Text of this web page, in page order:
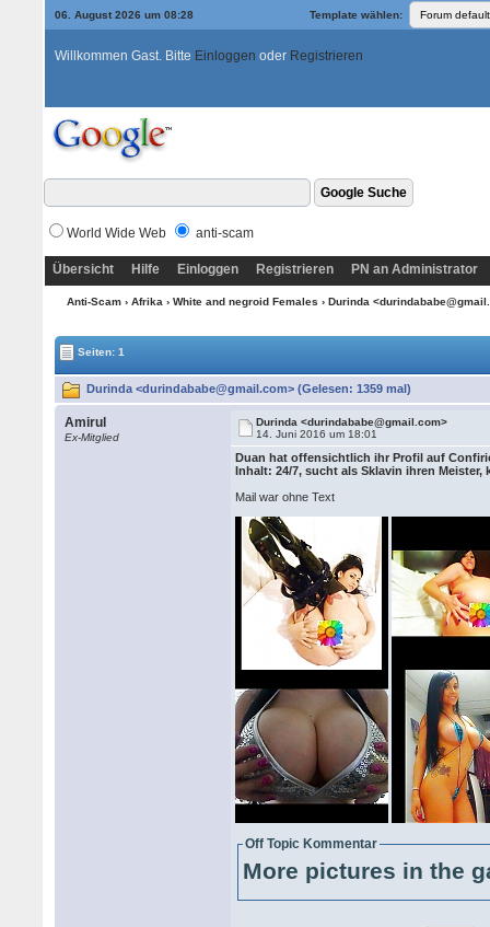
06. August 2026 um 08:28 Template wählen:
Willkommen Gast. Bitte Einloggen oder Registrieren
World Wide Web anti-scam
Übersicht Hilfe Einloggen Registrieren PN an Administrator
Anti-Scam› Afrika › White and negroid Females › Durinda
Seiten: 1
Durinda <durindababe@gmail.com> (Gelesen: 1359 mal)
Amirul
Ex-Mitglied
Durinda <durindababe@gmail.com>
14. Juni 2016 um 18:01
Duan hat offensichtlich ihr Profil auf
Inhalt: 24/7, sucht als Sklavin ihren Meister,
Mail war ohne Text
Off Topic Kommentar
More pictures in the